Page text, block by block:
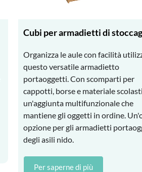
Cubi per armadietti di
Organizza le aule con facilità
questo versatile armadietto
portaoggetti. Con scomparti per
cappotti, borse e materiale
un'aggiunta multifunzionale che
mantiene gli oggetti in ordine.
opzione per gli armadietti
degli asili nido.
Per saperne di più